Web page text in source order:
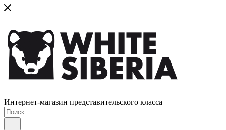
Интернет-магазин представительского класса